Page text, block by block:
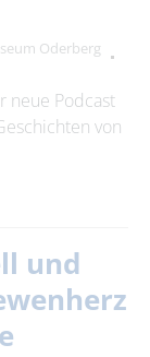
15
16
22
23
29
30
Oderberg
neue Podcast
von
und